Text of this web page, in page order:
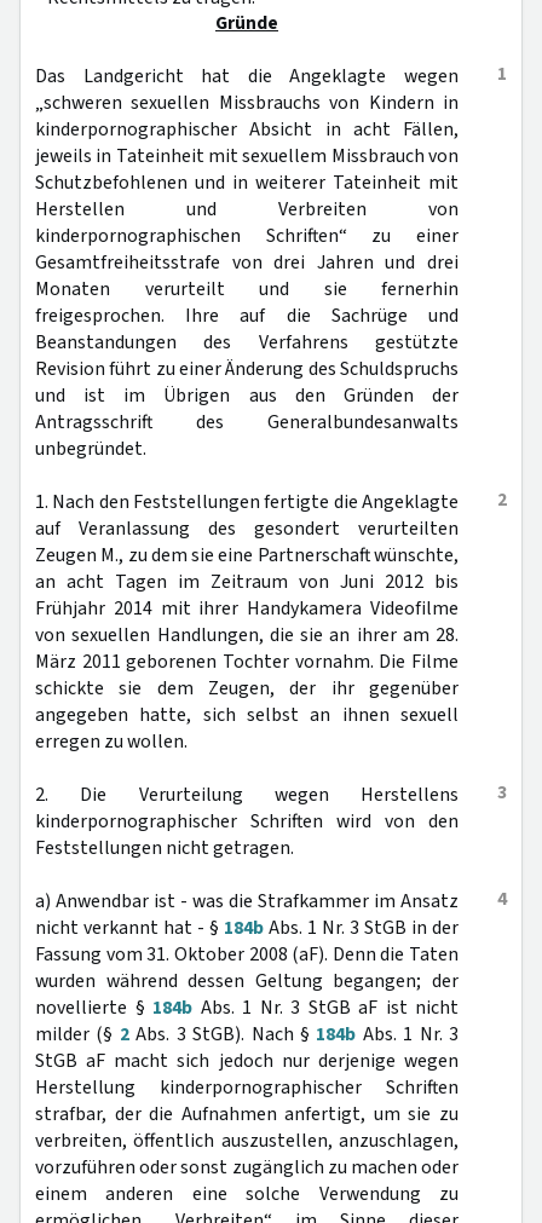
Gründe
1
Das Landgericht hat die Angeklagte wegen
„schweren sexuellen Missbrauchs von Kindern in
kinderpornographischer Absicht in acht Fällen,
jeweils in Tateinheit mit sexuellem Missbrauch von
Schutzbefohlenen und in weiterer Tateinheit mit
Herstellen und Verbreiten von
kinderpornographischen Schriften“ zu einer
Gesamtfreiheitsstrafe von drei Jahren und drei
Monaten verurteilt und sie fernerhin
freigesprochen. Ihre auf die Sachrüge und
Beanstandungen des Verfahrens gestützte
Revision führt zu einer Änderung des Schuldspruchs
und ist im Übrigen aus den Gründen der
Antragsschrift des Generalbundesanwalts
unbegründet.
2
1. Nach den Feststellungen fertigte die Angeklagte
auf Veranlassung des gesondert verurteilten
Zeugen M., zu dem sie eine Partnerschaft wünschte,
an acht Tagen im Zeitraum von Juni 2012 bis
Frühjahr 2014 mit ihrer Handykamera Videofilme
von sexuellen Handlungen, die sie an ihrer am 28.
März 2011 geborenen Tochter vornahm. Die Filme
schickte sie dem Zeugen, der ihr gegenüber
angegeben hatte, sich selbst an ihnen sexuell
erregen zu wollen.
3
2. Die Verurteilung wegen Herstellens
kinderpornographischer Schriften wird von den
Feststellungen nicht getragen.
4
a) Anwendbar ist - was die Strafkammer im Ansatz
nicht verkannt hat - § 184bAbs. 1 Nr. 3 StGB in der
Fassung vom 31. Oktober 2008 (aF). Denn die Taten
wurden während dessen Geltung begangen; der
novellierte § 184b Abs. 1 Nr. 3 StGB aF ist nicht
milder (§ 2Abs. 3 StGB). Nach § 184b Abs. 1 Nr. 3
StGB aF macht sich jedoch nur derjenige wegen
Herstellung kinderpornographischer Schriften
strafbar, der die Aufnahmen anfertigt, um sie zu
verbreiten, öffentlich auszustellen, anzuschlagen,
vorzuführen oder sonst zugänglich zu machen oder
einem anderen eine solche Verwendung zu